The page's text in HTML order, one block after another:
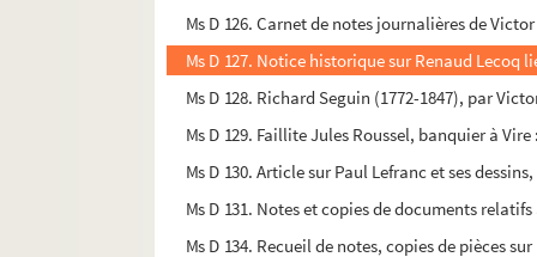
Ms D 126. Carnet de notes journalières de
Ms D 127. Notice historique sur Renaud
Ms D 128. Richard Seguin (1772-1847), par
Ms D 129. Faillite Jules Roussel, banquier à
Ms D 130. Article sur Paul Lefranc et ses
Ms D 131. Notes et copies de documents
Ms D 134. Recueil de notes, copies de pièces